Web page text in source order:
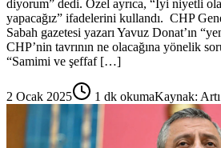
diyorum” dedi. Özel ayrıca, “İyi niyetli
yapacağız” ifadelerini kullandı. CHP
Sabah gazetesi yazarı Yavuz Donat’ın
CHP’nin tavrının ne olacağına yönelik
“Samimi ve şeffaf […]
2 Ocak 2025 1 dk okumaKaynak: